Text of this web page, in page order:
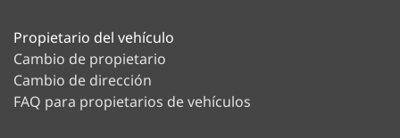
Propietario del vehículo
Cambio de propietario
Cambio de dirección
FAQ para propietarios de vehículos